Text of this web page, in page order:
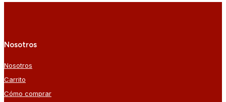
Nosotros
Nosotros
Carrito
Cómo comprar